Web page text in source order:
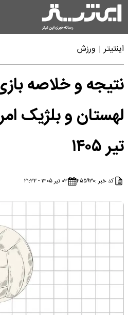
اینتیتر ورزش
نتیجه و خلاصه
تیر ۱۴۰۵
کد خبر :۴۵۵۹۳۰ ۰۳ تیر ۱۴۰۵ - ۲۱:۳۲